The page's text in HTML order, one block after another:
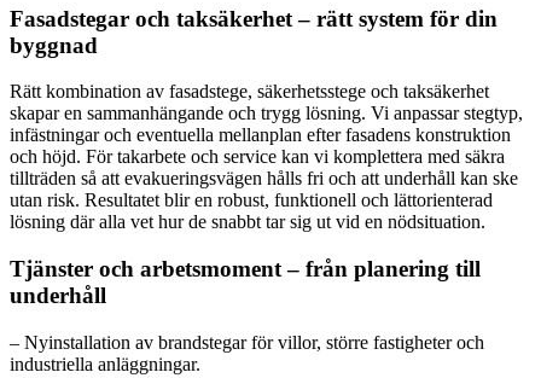
Fasadstegar och taksäkerhet – rätt system för din
byggnad
Rätt kombination av fasadstege, säkerhetsstege och taksäkerhet
skapar en sammanhängande och trygg lösning. Vi anpassar stegtyp,
infästningar och eventuella mellanplan efter fasadens konstruktion
och höjd. För takarbete och service kan vi komplettera med säkra
tillträden så att evakueringsvägen hålls fri och att underhåll kan ske
utan risk. Resultatet blir en robust, funktionell och lättorienterad
lösning där alla vet hur de snabbt tar sig ut vid en nödsituation.
Tjänster och arbetsmoment – från planering till
underhåll
– Nyinstallation av brandstegar för villor, större fastigheter och
industriella anläggningar.